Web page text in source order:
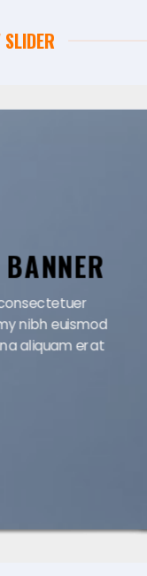
SLIDER
nibh
magna